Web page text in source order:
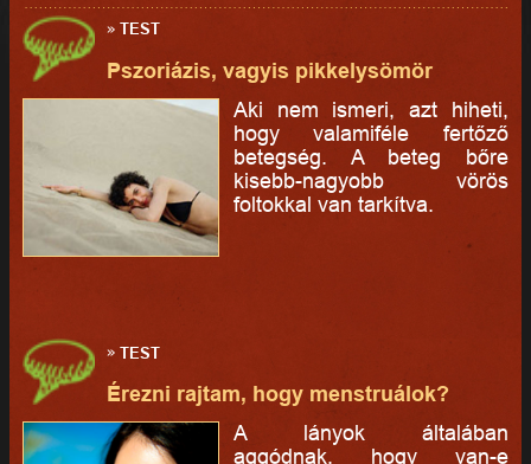
»TEST
Pszoriázis, vagyis pikkelysömör
Aki nem ismeri, azt hiheti,
hogy valamiféle fertőző
betegség. A beteg bőre
kisebb-nagyobb vörös
foltokkal van tarkítva.
»TEST
Érezni rajtam, hogy menstruálok?
A lányok általában
aggódnak, hogy van-e